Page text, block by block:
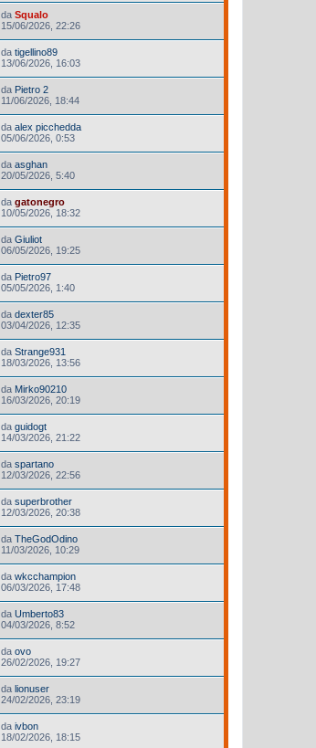
da Squalo
15/06/2026, 22:26
da tigellino89
13/06/2026, 16:03
da Pietro 2
11/06/2026, 18:44
da alex picchedda
05/06/2026, 0:53
da asghan
20/05/2026, 5:40
da gatonegro
10/05/2026, 18:32
da Giuliot
06/05/2026, 19:25
da Pietro97
05/05/2026, 1:40
da dexter85
03/04/2026, 12:35
da Strange931
18/03/2026, 13:56
da Mirko90210
16/03/2026, 20:19
da guidogt
14/03/2026, 21:22
da spartano
12/03/2026, 22:56
da superbrother
12/03/2026, 20:38
da TheGodOdino
11/03/2026, 10:29
da wkcchampion
06/03/2026, 17:48
da Umberto83
04/03/2026, 8:52
da ovo
26/02/2026, 19:27
da lionuser
24/02/2026, 23:19
da ivbon
18/02/2026, 18:15